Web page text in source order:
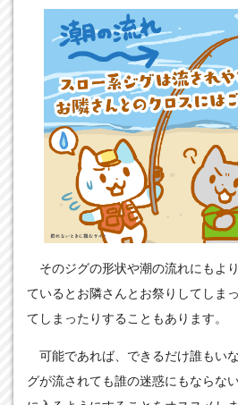
そのジグの形状や潮の流れにもよ
ているとお隣さんとお祭りしてしま
てしまったりすることもあります。
可能であれば、できるだけ誰もい
グが流されても誰の迷惑にもならな